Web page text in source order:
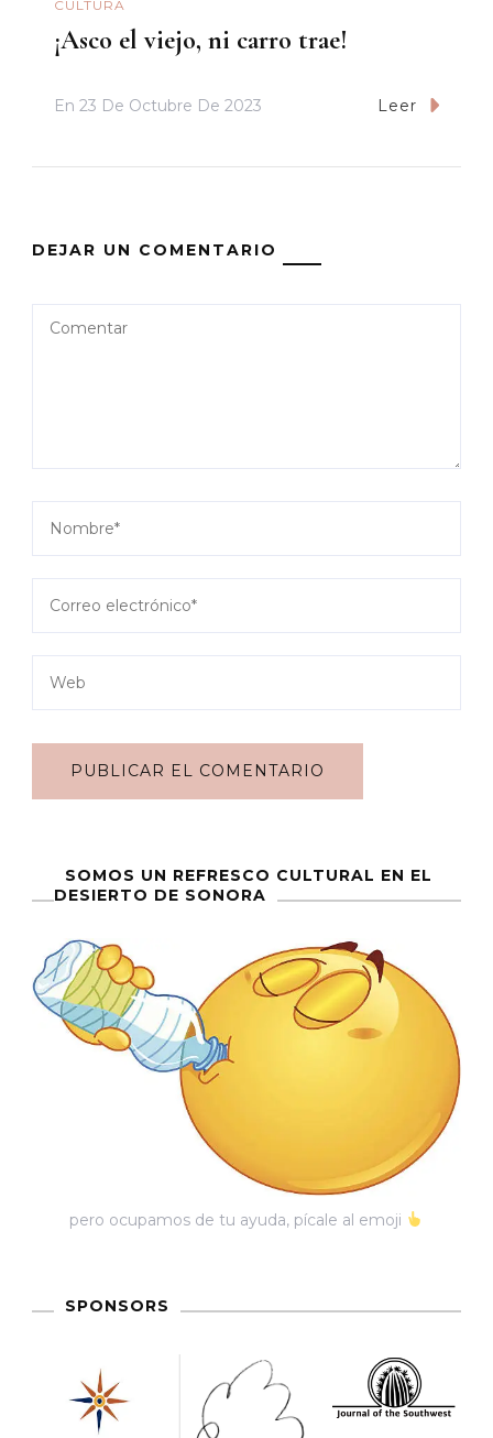
CULTURA
¡Asco el viejo, ni carro trae!
En 23 De Octubre De 2023 Leer
DEJAR UN COMENTARIO
SOMOS UN REFRESCO CULTURAL EN EL
DESIERTO DE SONORA
pero ocupamos de tu ayuda, pícale al emoji
SPONSORS